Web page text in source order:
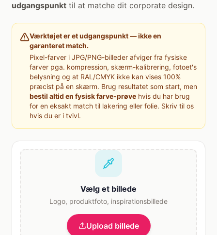
udgangspunkt til at matche dit corporate design.
Værktøjet er et udgangspunkt — ikke en
garanteret match.
Pixel-farver i JPG/PNG-billeder afviger fra fysiske
farver pga. kompression, skærm-kalibrering, fotoet's
belysning og at RAL/CMYK ikke kan vises 100%
præcist på en skærm. Brug resultatet som start, men
bestil altid en fysisk farve-prøve hvis du har brug
for en eksakt match til lakering eller folie. Skriv til os
hvis du er i tvivl.
Vælg et billede
Logo, produktfoto, inspirationsbillede
Upload billede